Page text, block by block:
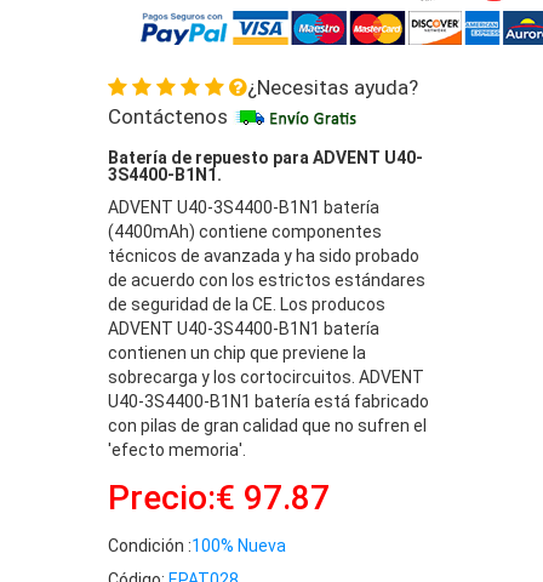
¿Necesitas ayuda?
Contáctenos
Batería de repuesto para ADVENT U40-
3S4400-B1N1.
ADVENT U40-3S4400-B1N1 batería
(4400mAh) contiene componentes
técnicos de avanzada y ha sido probado
de acuerdo con los estrictos estándares
de seguridad de la CE. Los producos
ADVENT U40-3S4400-B1N1 batería
contienen un chip que previene la
sobrecarga y los cortocircuitos. ADVENT
U40-3S4400-B1N1 batería está fabricado
con pilas de gran calidad que no sufren el
'efecto memoria'.
Precio:€ 97.87
Condición :100% Nueva